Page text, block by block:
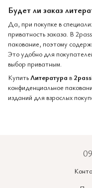
Будет ли заказ
Да, при покупке в
приватность заказа. В
пакование, поэтому
Это удобно для
выбор приватным.
КупитьЛитература в
конфиденциальное
изданий для взрослых